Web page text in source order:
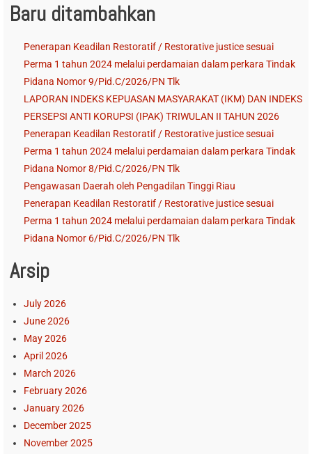
Baru ditambahkan
Penerapan Keadilan Restoratif / Restorative justice sesuai
Perma 1 tahun 2024 melalui perdamaian dalam perkara Tindak
Pidana Nomor 9/Pid.C/2026/PN Tlk
LAPORAN INDEKS KEPUASAN MASYARAKAT (IKM) DAN INDEKS
PERSEPSI ANTI KORUPSI (IPAK) TRIWULAN II TAHUN 2026
Penerapan Keadilan Restoratif / Restorative justice sesuai
Perma 1 tahun 2024 melalui perdamaian dalam perkara Tindak
Pidana Nomor 8/Pid.C/2026/PN Tlk
Pengawasan Daerah oleh Pengadilan Tinggi Riau
Penerapan Keadilan Restoratif / Restorative justice sesuai
Perma 1 tahun 2024 melalui perdamaian dalam perkara Tindak
Pidana Nomor 6/Pid.C/2026/PN Tlk
Arsip
July 2026
June 2026
May 2026
April 2026
March 2026
February 2026
January 2026
December 2025
November 2025